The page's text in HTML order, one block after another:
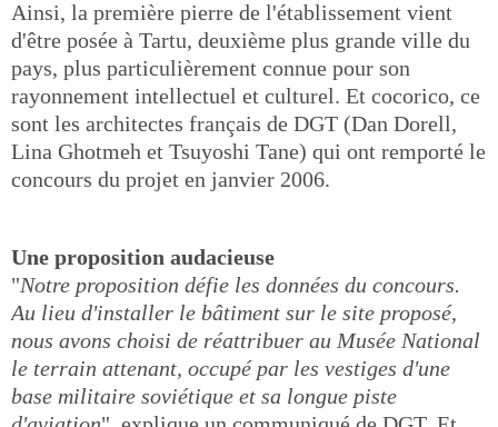
Ainsi, la première pierre de l'établissement vient
d'être posée à Tartu, deuxième plus grande ville du
pays, plus particulièrement connue pour son
rayonnement intellectuel et culturel. Et cocorico, ce
sont les architectes français de DGT (Dan Dorell,
Lina Ghotmeh et Tsuyoshi Tane) qui ont remporté le
concours du projet en janvier 2006.
Une proposition audacieuse
"Notre proposition défie les données du concours.
Au lieu d'installer le bâtiment sur le site proposé,
nous avons choisi de réattribuer au Musée National
le terrain attenant, occupé par les vestiges d'une
base militaire soviétique et sa longue piste